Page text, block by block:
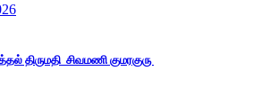
திருமதி சிவமணி குமரகுரு